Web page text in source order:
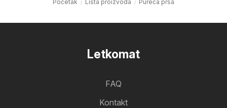
Početak Lista proizvoda Pureća prsa
Letkomat
FAQ
Kontakt